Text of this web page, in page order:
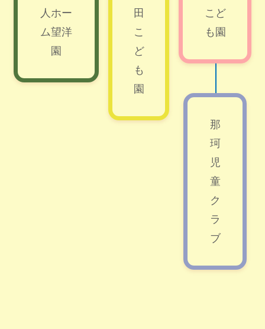
人ホー
ム望洋
園
田
こ
ど
も
園
こど
も園
那
珂
児
童
ク
ラ
ブ